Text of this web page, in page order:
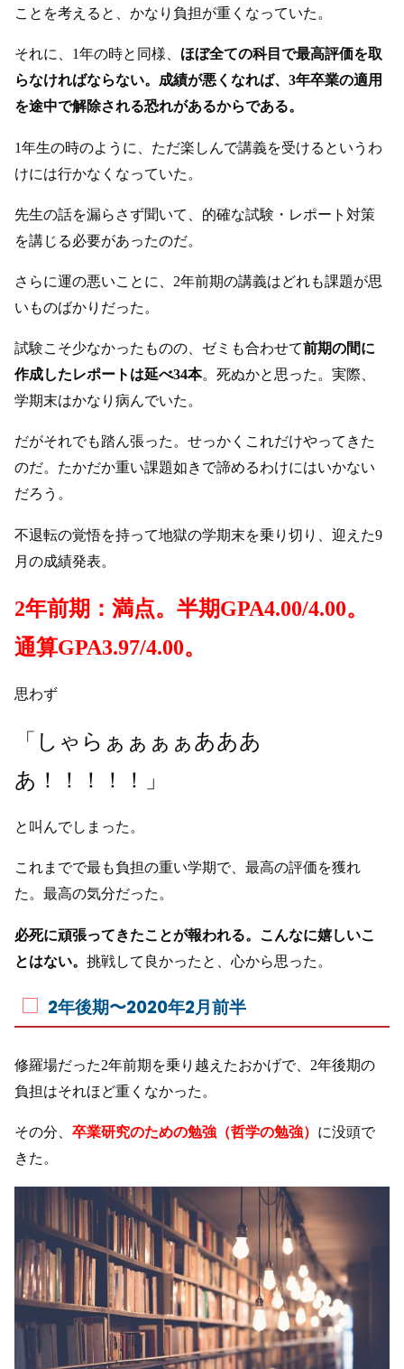
ことを考えると、かなり負担が重くなっていた。
それに、1年の時と同様、 ほぼ全ての科目で最高評価を取
らなければならない。成績が悪くなれば、3年卒業の適用
を途中で解除される恐れがあるからである。
1年生の時のように、ただ楽しんで講義を受けるというわ
けには行かなくなっていた。
先生の話を漏らさず聞いて、的確な試験・レポート対策
を講じる必要があったのだ。
さらに運の悪いことに、2年前期の講義はどれも課題が思
いものばかりだった。
試験こそ少なかったものの、ゼミも合わせて前期の間に
作成したレポートは延べ34本。死ぬかと思った。実際、
学期末はかなり病んでいた。
だがそれでも踏ん張った。せっかくこれだけやってきた
のだ。たかだか重い課題如きで諦めるわけにはいかない
だろう。
不退転の覚悟を持って地獄の学期末を乗り切り、迎えた9
月の成績発表。
2年前期：満点。半期GPA4.00/4.00。
通算GPA3.97/4.00。
思わず
「しゃらぁぁぁぁあああ
あ！！！！！」
と叫んでしまった。
これまでで最も負担の重い学期で、最高の評価を獲れ
た。最高の気分だった。
必死に頑張ってきたことが報われる。こんなに嬉しいこ
とはない。挑戦して良かったと、心から思った。
2年後期〜2020年2月前半
修羅場だった2年前期を乗り越えたおかげで、2年後期の
負担はそれほど重くなかった。
その分、卒業研究のための勉強（哲学の勉強） に没頭で
きた。